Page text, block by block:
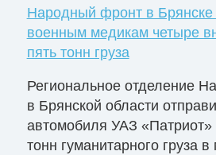
Народный фронт в Брянске
военным медикам четыре
пять тонн груза
Региональное отделение
в Брянской области
автомобиля УАЗ «Патриот»
тонн гуманитарного груза